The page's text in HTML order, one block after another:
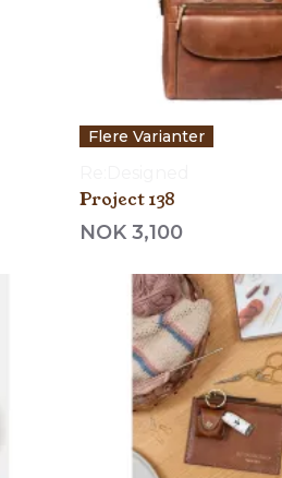
Flere Varianter
Project 138
NOK 3,100